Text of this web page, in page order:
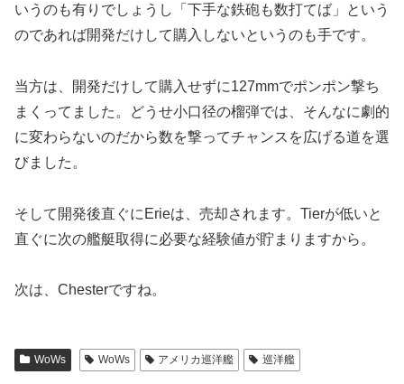
いうのも有りでしょうし「下手な鉄砲も数打てば」という
のであれば開発だけして購入しないというのも手です。
当方は、開発だけして購入せずに127mmでポンポン撃ち
まくってました。どうせ小口径の榴弾では、そんなに劇的
に変わらないのだから数を撃ってチャンスを広げる道を選
びました。
そして開発後直ぐにErieは、売却されます。Tierが低いと
直ぐに次の艦艇取得に必要な経験値が貯まりますから。
次は、Chesterですね。
WoWs WoWs アメリカ巡洋艦 巡洋艦